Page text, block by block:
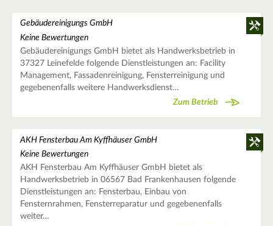
Gebäudereinigungs GmbH
Keine Bewertungen
Gebäudereinigungs GmbH bietet als Handwerksbetrieb in
37327 Leinefelde folgende Dienstleistungen an: Facility
Management, Fassadenreinigung, Fensterreinigung und
gegebenenfalls weitere Handwerksdienst…
Zum Betrieb
AKH Fensterbau Am Kyffhäuser GmbH
Keine Bewertungen
AKH Fensterbau Am Kyffhäuser GmbH bietet als
Handwerksbetrieb in 06567 Bad Frankenhausen folgende
Dienstleistungen an: Fensterbau, Einbau von
Fensternrahmen, Fensterreparatur und gegebenenfalls
weiter…